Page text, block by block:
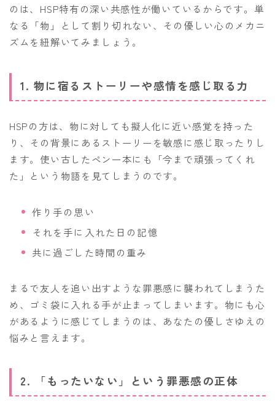
のは、HSP特有の深い共感性が働いているからです。単
なる「物」として割り切れない、その優しい心のメカニ
ズムを紐解いてみましょう。
1. 物に宿るストーリーや感情を感じ取る力
HSPの方は、物に対しても擬人化に近い感覚を持った
り、その背景にあるストーリーを敏感に感じ取ったりし
ます。使い古したペン一本にも「今まで頑張ってくれ
た」という物語を見てしまうのです。
作り手の思い
それを手に入れた日の記憶
共に過ごした時間の重み
まるで友人を追い出すような罪悪感に襲われてしまうた
め、ゴミ袋に入れる手が止まってしまいます。物にも心
があるように感じてしまうのは、あなたの優しさゆえの
悩みと言えます。
2. 「もったいない」という罪悪感の正体